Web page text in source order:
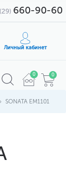
660-90-60
Личный кабинет
0 0
SONATA EM1101